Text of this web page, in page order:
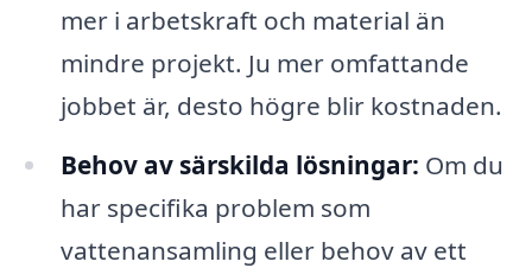
mer i arbetskraft och material än
mindre projekt. Ju mer omfattande
jobbet är, desto högre blir kostnaden.
Behov av särskilda lösningar: Om du
har specifika problem som
vattenansamling eller behov av ett